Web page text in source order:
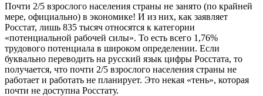
Почти 2/5 взрослого населения страны не занято (по крайней
мере, официально) в экономике! И из них, как заявляет
Росстат, лишь 835 тысяч относятся к категории
«потенциальной рабочей силы». То есть всего 1,76%
трудового потенциала в широком определении. Если
буквально переводить на русский язык цифры Росстата, то
получается, что почти 2/5 взрослого населения страны не
работает и работать не планирует. Это некая «тень», которая
почти не доступна Росстату.